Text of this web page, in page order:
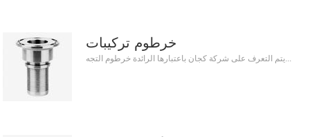
خرطوم تركيبات
يتم التعرف على شركة كجان باعتبارها الرائدة خرطوم التجه...